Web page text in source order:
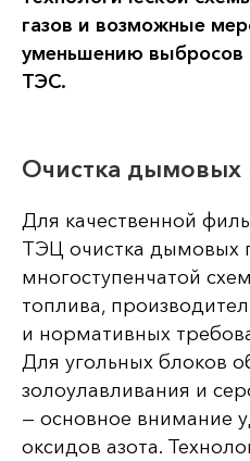
газов и возможные
уменьшению выбросов
ТЭС.
Очистка дымовых
Для качественной
ТЭЦ очистка дымовых
многоступенчатой
топлива,
и нормативных
Для угольных блоков
золоулавливания и
— основное внимание
оксидов азота.